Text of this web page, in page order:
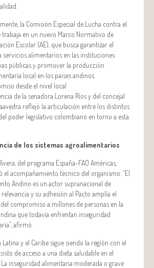
la Comisión Especial de Lucha contra el
trabaja en un nuevo Marco Normativo de
Escolar (AE), que busca garantizar el
servicios alimentarios en las instituciones
públicas y promover la producción
local en los países andinos.
desde el nivel local
de la senadora Lorena Ríos y del concejal
reflejó la articulación entre los distintos
poder legislativo colombiano en torno a esta
de los sistemas agroalimentarios
del programa España-FAO Américas,
el acompañamiento técnico del organismo. “El
Andino es un actor supranacional de
y su adhesión al Pacto amplía el
compromiso a millones de personas en la
que todavía enfrentan inseguridad
afirmó.
Latina y el Caribe sigue siendo la región con el
de acceso a una dieta saludable en el
inseguridad alimentaria moderada o grave